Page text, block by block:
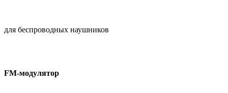
для беспроводных наушников
FM-модулятор